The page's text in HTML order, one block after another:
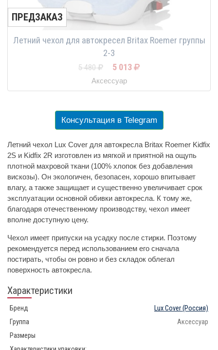
ПРЕДЗАКАЗ
Летний чехол для автокресел Britax Roemer группы
2-3
5 480 5 013
Аксессуар
Консультация в Telegram
Летний чехол Lux Cover для автокресла Britax Roemer Kidfix
2S и Kidfix 2R изготовлен из мягкой и приятной на ощупь
плотной махровой ткани (100% хлопок без добавления
вискозы). Он экологичен, безопасен, хорошо впитывает
влагу, а также защищает и существенно увеличивает срок
эксплуатации основной обивки автокресла. К тому же,
благодаря отечественному производству, чехол имеет
вполне доступную цену.
Чехол имеет припуски на усадку после стирки. Поэтому
рекомендуется перед использованием его сначала
постирать, чтобы он ровно и без складок облегал
поверхность автокресла.
Характеристики
Бренд Lux Cover(Россия)
Группа
Аксессуар
Размеры